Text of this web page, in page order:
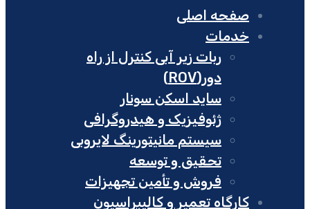
صفحه اصلی
خدمات
ربات زیر آبی کنترل از راه
دور(ROV)
ساید اسکن سونار
ژئوفیزیک و هیدروگرافی
سیستم مانیتورینگ لایروبی
تحقیق و توسعه
فروش و تأمین تجهیزات
کارگاه تعمیر و کالیبراسیون